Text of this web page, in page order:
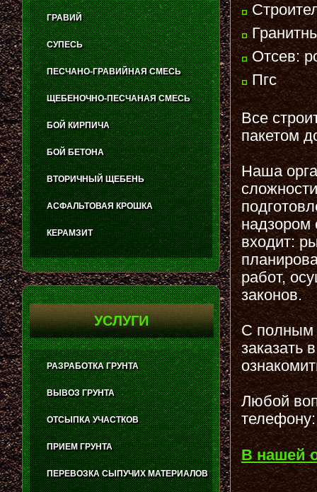
Отсев:
Пгс
Все
пакетом
Наша
надзором
входит:
работ,
законов.
С полным
заказать
Любой
В нашей
ГРАВИЙ
СУПЕСЬ
ПЕСЧАНО-ГРАВИЙНАЯ СМЕСЬ
ЩЕБЕНОЧНО-ПЕСЧАНАЯ СМЕСЬ
БОЙ КИРПИЧА
БОЙ БЕТОНА
ВТОРИЧНЫЙ ЩЕБЕНЬ
АСФАЛЬТОВАЯ КРОШКА
КЕРАМЗИТ
УСЛУГИ
РАЗРАБОТКА ГРУНТА
ВЫВОЗ ГРУНТА
ОТСЫПКА УЧАСТКОВ
ПРИЕМ ГРУНТА
ПЕРЕВОЗКА СЫПУЧИХ МАТЕРИАЛОВ